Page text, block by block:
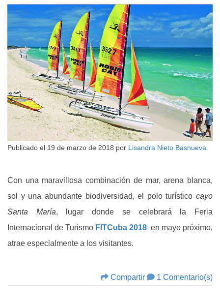
Publicado el 19 de marzo de 2018 por Lisandra Nieto Basnueva
Con una maravillosa combinación de mar, arena blanca,
sol y una abundante biodiversidad, el polo turístico cayo
Santa María, lugar donde se celebrará la Feria
Internacional de Turismo FITCuba 2018 en mayo próximo,
atrae especialmente a los visitantes.
Compartir 1 Comentario(s)